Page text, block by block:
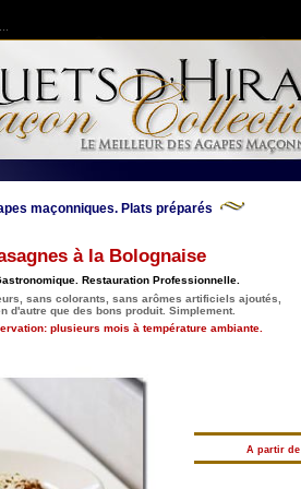
maçonniques. Plats préparés
à la Bolognaise
Restauration Professionnelle.
sans colorants, sans arômes artificiels ajoutés,
d'autre que des bons produit. Simplement.
plusieurs mois à température ambiante.
A partir de